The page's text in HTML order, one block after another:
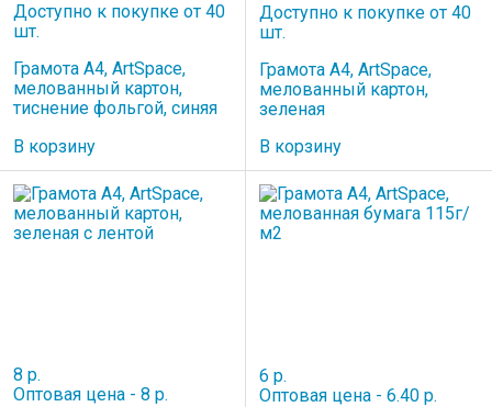
Доступно к покупке от 40
шт.
Грамота А4, ArtSpace,
мелованный картон,
тиснение фольгой, синяя
В корзину
Доступно к покупке от 40
шт.
Грамота А4, ArtSpace,
мелованный картон,
зеленая
В корзину
8 р.
Оптовая цена - 8 р.
6 р.
Оптовая цена - 6.40 р.